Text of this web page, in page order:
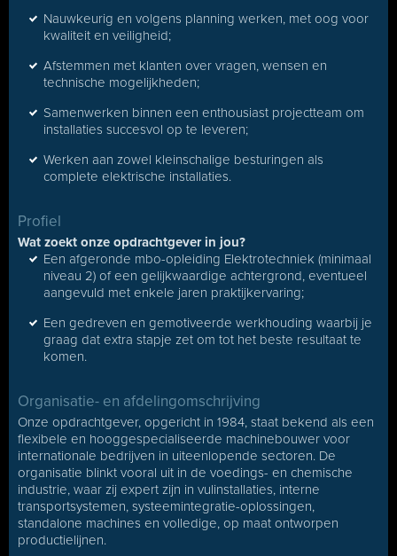
Nauwkeurig en volgens planning werken, met oog voor
kwaliteit en veiligheid;
Afstemmen met klanten over vragen, wensen en
technische mogelijkheden;
Samenwerken binnen een enthousiast projectteam om
installaties succesvol op te leveren;
Werken aan zowel kleinschalige besturingen als
complete elektrische installaties.
Profiel
Wat zoekt onze opdrachtgever in jou?
Een afgeronde mbo-opleiding Elektrotechniek (minimaal
niveau 2) of een gelijkwaardige achtergrond, eventueel
aangevuld met enkele jaren praktijkervaring;
Een gedreven en gemotiveerde werkhouding waarbij je
graag dat extra stapje zet om tot het beste resultaat te
komen.
Organisatie- en afdelingomschrijving
Onze opdrachtgever, opgericht in 1984, staat bekend als een
flexibele en hooggespecialiseerde machinebouwer voor
internationale bedrijven in uiteenlopende sectoren. De
organisatie blinkt vooral uit in de voedings- en chemische
industrie, waar zij expert zijn in vulinstallaties, interne
transportsystemen, systeemintegratie-oplossingen,
standalone machines en volledige, op maat ontworpen
productielijnen.